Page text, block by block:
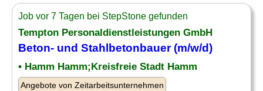
Job vor 7 Tagen bei StepStone gefunden
Tempton Personaldienstleistungen GmbH
Beton- und Stahlbetonbauer (m/w/d)
• Hamm Hamm;Kreisfreie Stadt Hamm
Angebote von Zeitarbeitsunternehmen